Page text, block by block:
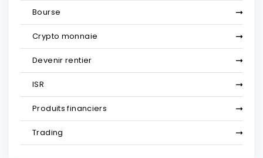
Bourse
Crypto monnaie
Devenir rentier
ISR
Produits financiers
Trading